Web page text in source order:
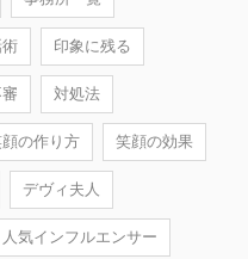
印象に残る
対処法
の作り方 笑顔の効果
デヴィ夫人
人気インフルエンサー